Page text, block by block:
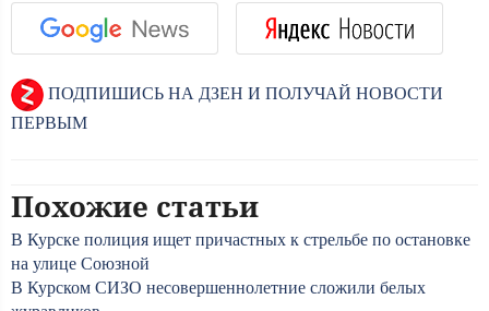
ПОДПИШИСЬ НА ДЗЕН И ПОЛУЧАЙ НОВОСТИ
ПЕРВЫМ
Похожие статьи
В Курске полиция ищет причастных к стрельбе по остановке
на улице Союзной
В Курском СИЗО несовершеннолетние сложили белых